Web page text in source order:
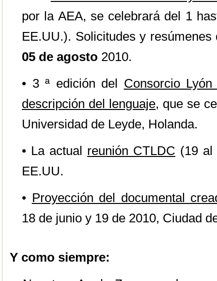
por la AEA, se celebrará del 1
EE.UU.). Solicitudes y
05 de agosto 2010.
• 3 ª edición del Consorcio
descripción del lenguaje, que se
Universidad de Leyde, Holanda.
• La actual reunión CTLDC (19 al
EE.UU.
• Proyección del documental
18 de junio y 19 de 2010, Ciudad
Y como siempre: